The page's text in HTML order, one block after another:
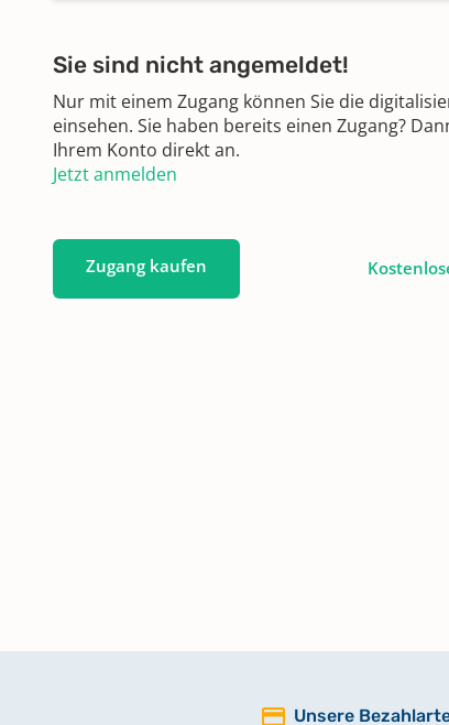
Sie sind nicht angemeldet!
Nur mit einem Zugang können Sie die
einsehen. Sie haben bereits einen Zugang?
Ihrem Konto direkt an.
Jetzt anmelden
Zugang kaufen
Unsere